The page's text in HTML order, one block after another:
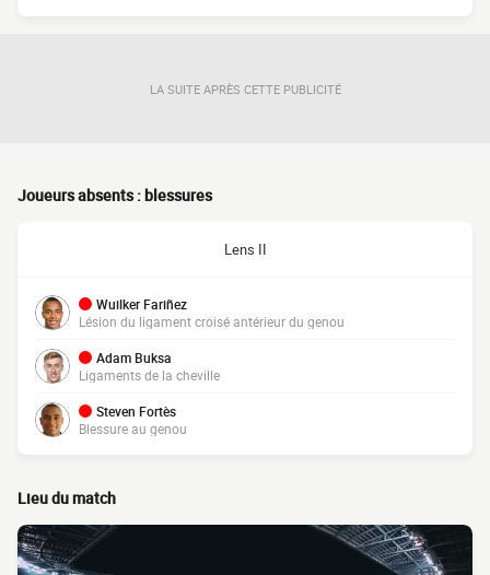
LA SUITE APRÈS CETTE PUBLICITÉ
Joueurs absents : blessures
Lens II
Wuilker Fariñez
Lésion du ligament croisé antérieur du genou
Adam Buksa
Ligaments de la cheville
Steven Fortès
Blessure au genou
Lieu du match